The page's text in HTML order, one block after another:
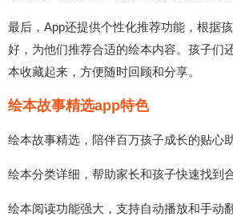
最后，App还提供个性化推荐功能，根据
好，为他们推荐合适的绘本内容。孩子们
本收藏起来，方便随时回顾和分享。
绘本故事精选app特色
绘本故事精选，陪伴百万孩子成长的贴心
绘本分类详细，帮助家长和孩子快速找到
绘本阅读功能强大，支持自动播放和手动